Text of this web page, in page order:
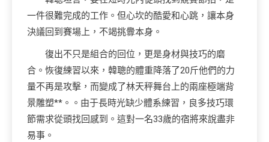
一件很難完成的工作。但心坎的酷愛和心跳，讓本身
決議回到賽場上，不竭挑釁本身。
復出不只是組合的回位，更是身材與技巧的磨
合。恢復練習以來，韓聰的體重降落了20斤他們的力
量不再是攻擊，而變成了林天秤舞台上的兩座極端背
景雕塑**。。由于長時光缺少體系練習，良多技巧環
節需求從頭找回感到。這對一名33歲的宿將來說盡非
易事。